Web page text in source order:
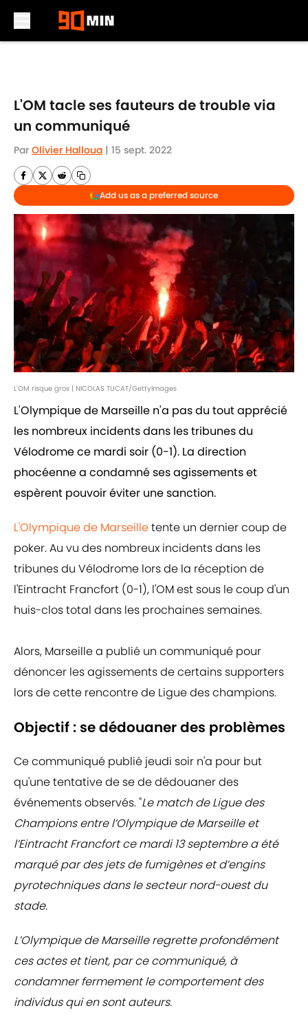
L'OM tacle ses fauteurs de trouble via
un communiqué
Par Olivier Halloua | 15 sept. 2022
Add us as a preferred source
L'OM risque gros | NICOLAS TUCAT/GettyImages
L'Olympique de Marseille n'a pas du tout apprécié
les nombreux incidents dans les tribunes du
Vélodrome ce mardi soir (0-1). La direction
phocéenne a condamné ses agissements et
espèrent pouvoir éviter une sanction.
L'Olympique de Marseilletente un dernier coup de
poker. Au vu des nombreux incidents dans les
tribunes du Vélodrome lors de la réception de
l'Eintracht Francfort (0-1), l'OM est sous le coup d'un
huis-clos total dans les prochaines semaines.
Alors, Marseille a publié un communiqué pour
dénoncer les agissements de certains supporters
lors de cette rencontre de Ligue des champions.
Objectif : se dédouaner des problèmes
Ce communiqué publié jeudi soir n'a pour but
qu'une tentative de se de dédouaner des
événements observés. "Le match de Ligue des
Champions entre l’Olympique de Marseille et
l’Eintracht Francfort ce mardi 13 septembre a été
marqué par des jets de fumigènes et d’engins
pyrotechniques dans le secteur nord-ouest du
stade.
L’Olympique de Marseille regrette profondément
ces actes et tient, par ce communiqué, à
condamner fermement le comportement des
individus qui en sont auteurs.